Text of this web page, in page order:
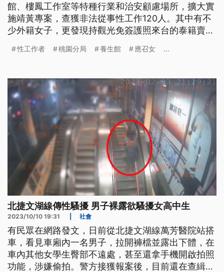
館、樓鳳工作室等特種行業和治安顧慮場所，擴大實
施靖黃專案，查獲非法從事性工作120人。其中有不
少外籍女子，更發現持觀光免簽護照來台的泰籍賣淫
性工作者 桃園分局 養生館 應召女 ...
北捷文湖線傳性騷擾 男子裸露欲騷擾女高中生
2023/10/10 19:31 社會
有民眾在網路發文，日前從北捷文湖線萬芳醫院站搭
車，看見車廂內一名男子，拉開褲檔並露出下體，在
車內其他女學生臀部不遠處，甚至還拿手機開啟拍照
功能，涉嫌偷拍。警方接獲報案後，目前還在查緝涉